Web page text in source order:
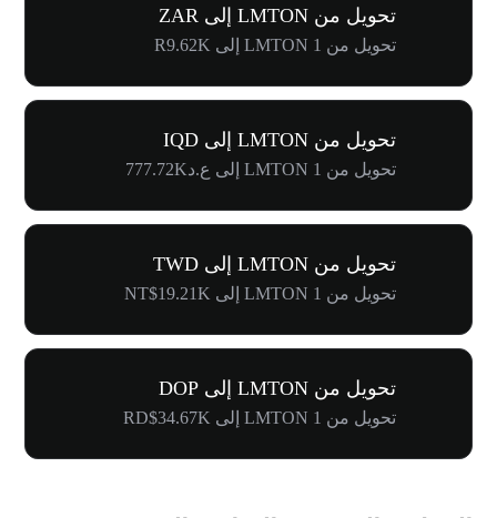
تحويل من LMTON إلى ZAR
تحويل من 1 LMTON إلى R9.62K
تحويل من LMTON إلى IQD
تحويل من 1 LMTON إلى ع.د777.72K
تحويل من LMTON إلى TWD
تحويل من 1 LMTON إلى NT$19.21K
تحويل من LMTON إلى DOP
تحويل من 1 LMTON إلى RD$34.67K